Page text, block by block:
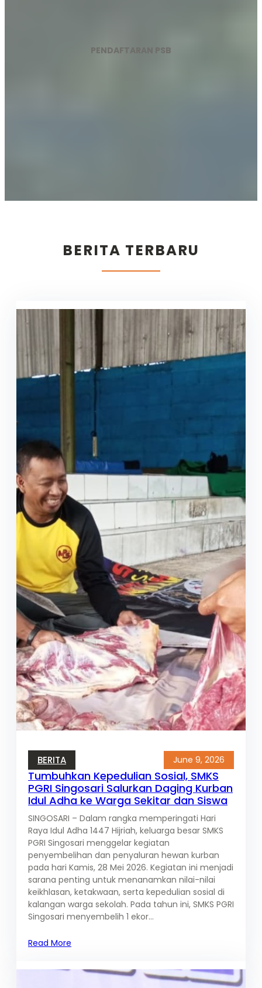
PENDAFTARAN PSB
BERITA TERBARU
BERITA June 9, 2026
Tumbuhkan Kepedulian Sosial, SMKS
PGRI Singosari Salurkan Daging Kurban
Idul Adha ke Warga Sekitar dan Siswa
SINGOSARI – Dalam rangka memperingati Hari
Raya Idul Adha 1447 Hijriah, keluarga besar SMKS
PGRI Singosari menggelar kegiatan
penyembelihan dan penyaluran hewan kurban
pada hari Kamis, 28 Mei 2026. Kegiatan ini menjadi
sarana penting untuk menanamkan nilai-nilai
keikhlasan, ketakwaan, serta kepedulian sosial di
kalangan warga sekolah. Pada tahun ini, SMKS PGRI
Singosari menyembelih 1 ekor…
Read More